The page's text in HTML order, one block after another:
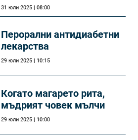
31 юли 2025 | 08:00
Перорални антидиабетни
лекарства
29 юли 2025 | 10:15
Когато магарето рита,
мъдрият човек мълчи
29 юли 2025 | 10:00